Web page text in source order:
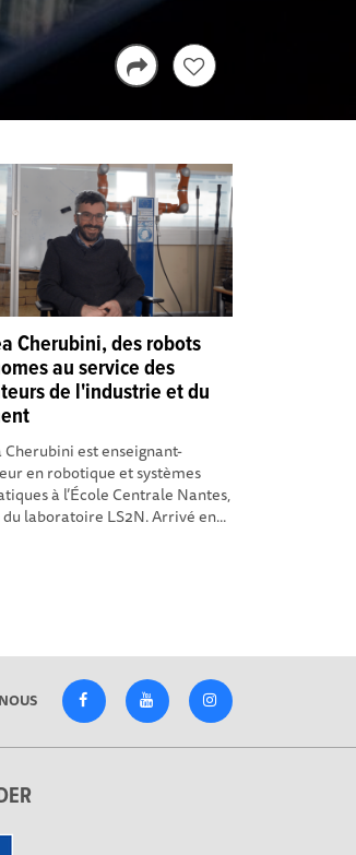
Cherubini, des robots
au service des
de l'industrie et du
est enseignant-
en robotique et systèmes
à l’École Centrale Nantes,
laboratoire LS2N. Arrivé en...